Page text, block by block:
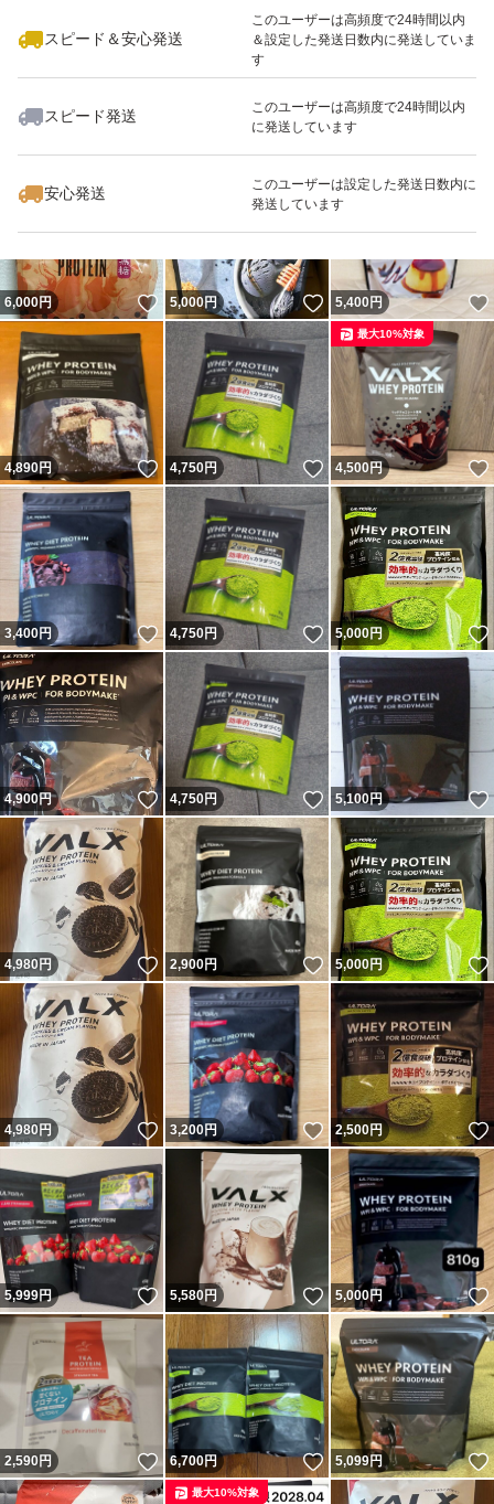
スピード＆安心発送
このユーザーは高頻度で24時間以内
＆設定した発送日数内に発送していま
す
スピード発送
このユーザーは高頻度で24時間以内
に発送しています
安心発送
このユーザーは設定した発送日数内に
発送しています
いいね！
3,600
6,000円 いいね！
5,000円 いいね！
5,400円
4,890円 いいね！
4,750円 いいね！
4,500円
最大10%対象
3,400円 いいね！
4,750円 いいね！
5,000円
4,900円 いいね！
4,750円 いいね！
5,100円
4,980円 いいね！
2,900円 いいね！
5,000円
4,980円 いいね！
3,200円 いいね！
2,500円
5,999円 いいね！
5,580円 いいね！
5,000円
2,590円 いいね！
6,700円 いいね！
5,099円
最大10%対象